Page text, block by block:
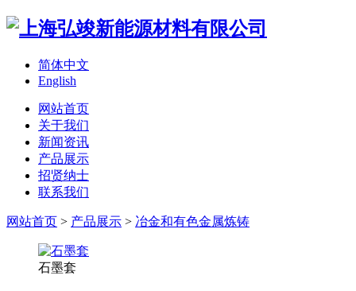
简体中文
English
网站首页
关于我们
新闻资讯
产品展示
招贤纳士
联系我们
网站首页 > 产品展示 > 冶金和有色金属炼铸
石墨套